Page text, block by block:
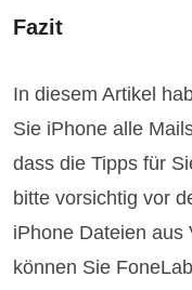
Fazit
In diesem Artikel
Sie iPhone alle
dass die Tipps für
bitte vorsichtig vor
iPhone Dateien aus
können Sie